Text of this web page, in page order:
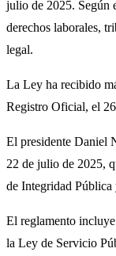
julio de 2025. Según
derechos laborales,
legal.
La Ley ha recibido
Registro Oficial, el
El presidente Daniel
22 de julio de 2025,
de Integridad Pública
El reglamento
la Ley de Servicio